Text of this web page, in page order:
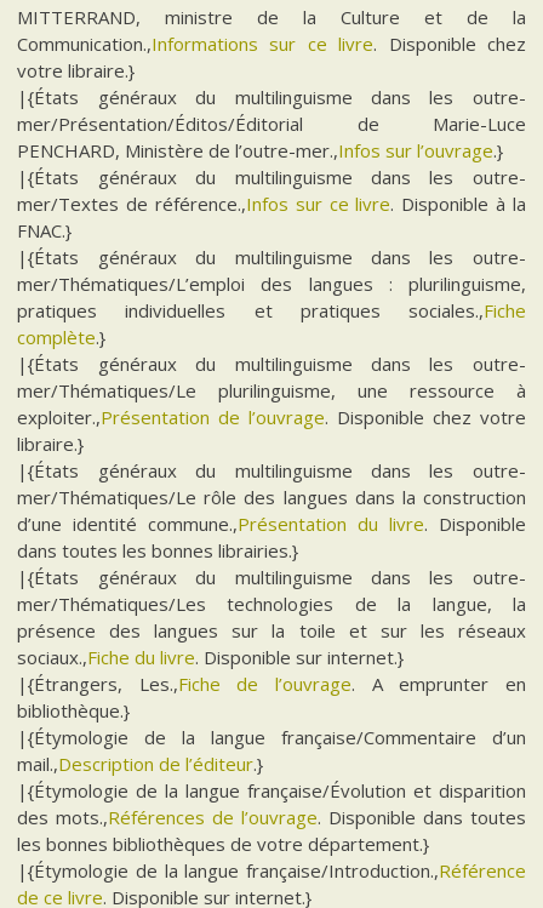
MITTERRAND, ministre de la Culture et de la
Communication.,Informations sur ce livre. Disponible chez
votre libraire.}
|{États généraux du multilinguisme dans les outre-
mer/Présentation/Éditos/Éditorial de Marie-Luce
PENCHARD, Ministère de l’outre-mer.,Infos sur l’ouvrage.}
|{États généraux du multilinguisme dans les outre-
mer/Textes de référence.,Infos sur ce livre. Disponible à la
FNAC.}
|{États généraux du multilinguisme dans les outre-
mer/Thématiques/L’emploi des langues : plurilinguisme,
pratiques individuelles et pratiques sociales.,Fiche
complète.}
|{États généraux du multilinguisme dans les outre-
mer/Thématiques/Le plurilinguisme, une ressource à
exploiter.,Présentation de l’ouvrage. Disponible chez votre
libraire.}
|{États généraux du multilinguisme dans les outre-
mer/Thématiques/Le rôle des langues dans la construction
d’une identité commune.,Présentation du livre. Disponible
dans toutes les bonnes librairies.}
|{États généraux du multilinguisme dans les outre-
mer/Thématiques/Les technologies de la langue, la
présence des langues sur la toile et sur les réseaux
sociaux.,Fiche du livre. Disponible sur internet.}
|{Étrangers, Les.,Fiche de l’ouvrage. A emprunter en
bibliothèque.}
|{Étymologie de la langue française/Commentaire d’un
mail.,Description de l’éditeur.}
|{Étymologie de la langue française/Évolution et disparition
des mots.,Références de l’ouvrage. Disponible dans toutes
les bonnes bibliothèques de votre département.}
|{Étymologie de la langue française/Introduction.,Référence
de ce livre. Disponible sur internet.}